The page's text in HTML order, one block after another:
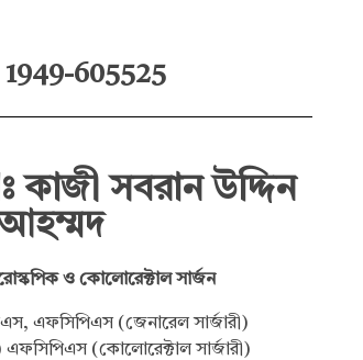
605525
কাজী সবরান উদ্দিন
ও কোলোরেক্টাল সার্জন
এফসিপিএস (জেনারেল সার্জারী)
(কোলোরেক্টাল সার্জারী)